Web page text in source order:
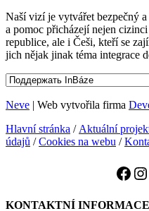
Naší vizí je vytvářet bezpečný
a pomoc přicházejí nejen
republice, ale i Češi, kteří se
jich nějak jinak téma integrace
Neve | Web vytvořila firma
Hlavní stránka / Aktuální
údajů /Cookies na webu /
KONTAKTNÍ INFORMACE